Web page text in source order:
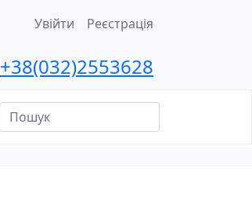
Увійти Реєстрація
+38(032)2553628